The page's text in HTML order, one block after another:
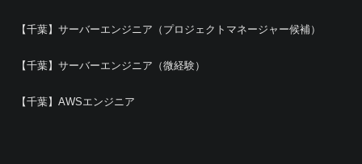
【千葉】サーバーエンジニア（プロジェクトマネージャー候補）
【千葉】サーバーエンジニア（微経験）
【千葉】AWSエンジニア